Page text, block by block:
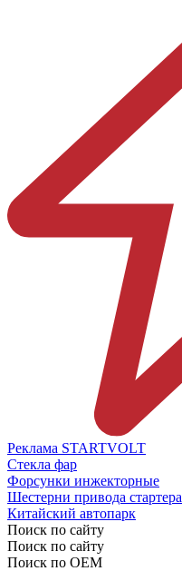
Реклама STARTVOLT
Стекла фар
Форсунки инжекторные
Шестерни привода стартера
Китайский автопарк
Поиск по сайту
Поиск по сайту
Поиск по ОЕМ